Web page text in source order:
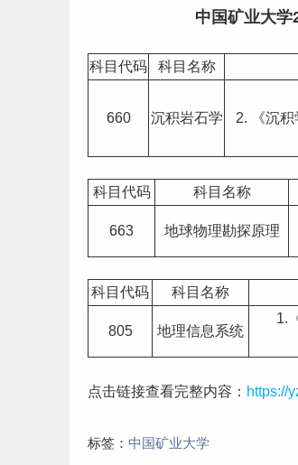
中国矿业大学
科目代码 科目名称
660 沉积岩石学
2. 《沉
科目代码 科目名称
663 地球物理勘探原理
科目代码 科目名称
805 地理信息系统
1.
点击链接查看完整内容： https://
标签： 中国矿业大学